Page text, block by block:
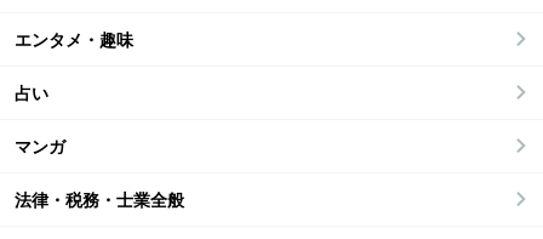
エンタメ・趣味
占い
マンガ
法律・税務・士業全般